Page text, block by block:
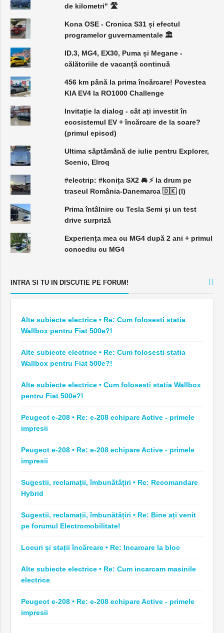
de kilometri" 🛣️
Kona OSE - Cronica S31 și efectul
programelor guvernamentale 🏛️
ID.3, MG4, EX30, Puma și Megane -
călătoriile de vacanță continuă
456 km până la prima încărcare! Povestea
KIA EV4 la RO1000 Challenge
Invitație la dialog - cât ați investit în
ecosistemul EV + încărcare de la soare?
(primul episod)
Ultima săptămână de iulie pentru Explorer,
Scenic, Elroq
#electrip: #konița SX2 🚘 ⚡️ la drum pe
traseul România-Danemarca 🇩🇰 (I)
Prima întâlnire cu Tesla Semi și un test
drive surpriză
Experiența mea cu MG4 după 2 ani + primul
concediu cu MG4
INTRA SI TU IN DISCUTIE PE FORUM!
Alte subiecte electrice • Re: Cum folosesti statia
Wallbox pentru Fiat 500e?!
Alte subiecte electrice • Re: Cum folosesti statia
Wallbox pentru Fiat 500e?!
Alte subiecte electrice • Cum folosesti statia Wallbox
pentru Fiat 500e?!
Peugeot e-208 • Re: e-208 echipare Active - primele
impresii
Peugeot e-208 • Re: e-208 echipare Active - primele
impresii
Sugestii, reclamații, îmbunătățiri • Re: Recomandare
Hybrid
Sugestii, reclamații, îmbunătățiri • Re: Bine ați venit
pe forumul Electromobilitate!
Locuri și stații încărcare • Re: Incarcare la bloc
Alte subiecte electrice • Re: Cum incarcam masinile
electrice
Peugeot e-208 • Re: e-208 echipare Active - primele
impresii